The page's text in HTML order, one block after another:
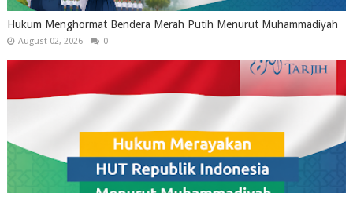
Hukum Menghormat Bendera Merah Putih Menurut Muhammadiyah
August 02, 2026 0